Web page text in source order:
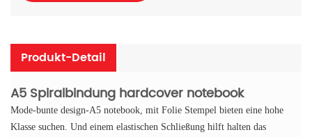
Produkt-Detail
A5 Spiralbindung hardcover notebook
Mode-bunte design-A5 notebook, mit Folie Stempel bieten eine hohe
Klasse suchen. Und einem elastischen Schließung hilft halten das